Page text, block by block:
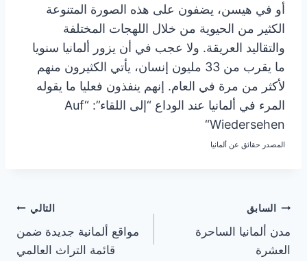
أو في هيسن، يضفون على هذه الصورة المتنوعة
الكثير من الحيوية من خلال اللهجات المختلفة
والتقاليد العريقة. ولا عجب في أن يزور ألمانيا سنويا
ما يقرب من 33 مليون إنسان، يأتي الكثيرون منهم
لأكثر من مرة في العام. إنهم ينفذون فعليا ما يقوله
المرء في ألمانيا عند الوداع “إلى اللقاء”: “Auf
Wiedersehen“
المصدر حقائق عن ألمانيا
تصفّح
المقالات
السابق
مدن ألمانيا الساحرة
العشرة
التالي
مواقع ألمانية جديدة ضمن
قائمة التراث العالمي